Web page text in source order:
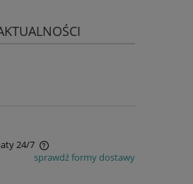
24/7
sprawdź formy dostawy